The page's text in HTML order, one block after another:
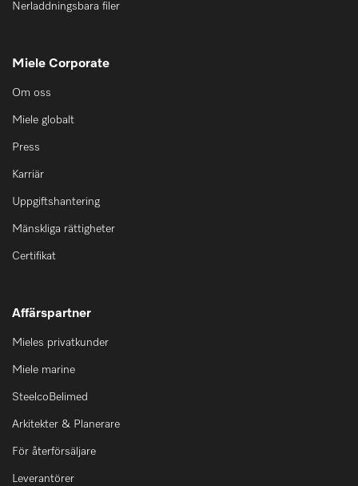
Nerladdningsbara filer
Miele Corporate
Om oss
Miele globalt
Press
Karriär
Uppgiftshantering
Mänskliga rättigheter
Certifikat
Affärspartner
Mieles privatkunder
Miele marine
SteelcoBelimed
Arkitekter & Planerare
För återförsäljare
Leverantörer